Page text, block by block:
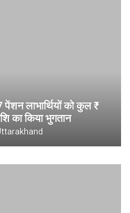
लाभार्थियों को कुल ₹
का किया भुगतान